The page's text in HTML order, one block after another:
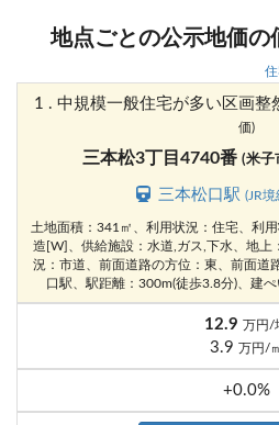
地点ごとの公示地価の
1 . 中規模一般住宅が多い区画
価)
三本松3丁目4740番 (米子
三本松口駅 (JR
土地面積：341㎡、利用状況：住宅、利
造[W]、供給施設：水道,ガス,下水、地上
況：市道、前面道路の方位：東、前面道
口駅、駅距離：300m(徒歩3.8分)、建
12.9 万円/
3.9 万円/
+0.0%